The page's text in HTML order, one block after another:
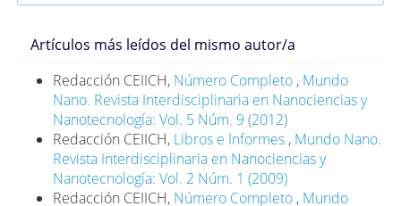
Artículos más leídos del mismo autor/a
Redacción CEIICH, Número Completo , Mundo
Nano. Revista Interdisciplinaria en Nanociencias y
Nanotecnología: Vol. 5 Núm. 9 (2012)
Redacción CEIICH, Libros e Informes , Mundo Nano.
Revista Interdisciplinaria en Nanociencias y
Nanotecnología: Vol. 2 Núm. 1 (2009)
Redacción CEIICH, Número Completo , Mundo